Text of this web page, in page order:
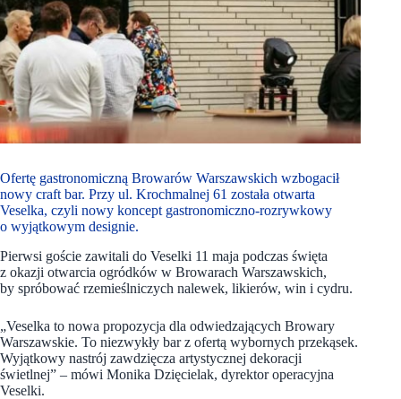
Ofertę gastronomiczną Browarów Warszawskich wzbogacił
nowy craft bar. Przy ul. Krochmalnej 61 została otwarta
Veselka, czyli nowy koncept gastronomiczno-rozrywkowy
o wyjątkowym designie.
Pierwsi goście zawitali do Veselki 11 maja podczas święta
z okazji otwarcia ogródków w Browarach Warszawskich,
by spróbować rzemieślniczych nalewek, likierów, win i cydru.
„Veselka to nowa propozycja dla odwiedzających Browary
Warszawskie. To niezwykły bar z ofertą wybornych przekąsek.
Wyjątkowy nastrój zawdzięcza artystycznej dekoracji
świetlnej” – mówi Monika Dzięcielak, dyrektor operacyjna
Veselki.